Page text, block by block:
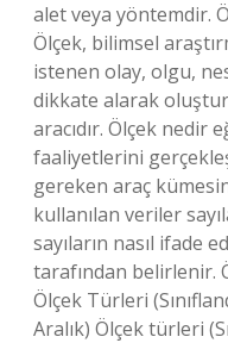
alet veya yöntemdir.
Ölçek, bilimsel
istenen olay, olgu,
dikkate alarak
aracıdır. Ölçek nedir
faaliyetlerini
gereken araç
kullanılan veriler
sayıların nasıl ifade
tarafından belirlenir.
Ölçek Türleri
Aralık) Ölçek türleri